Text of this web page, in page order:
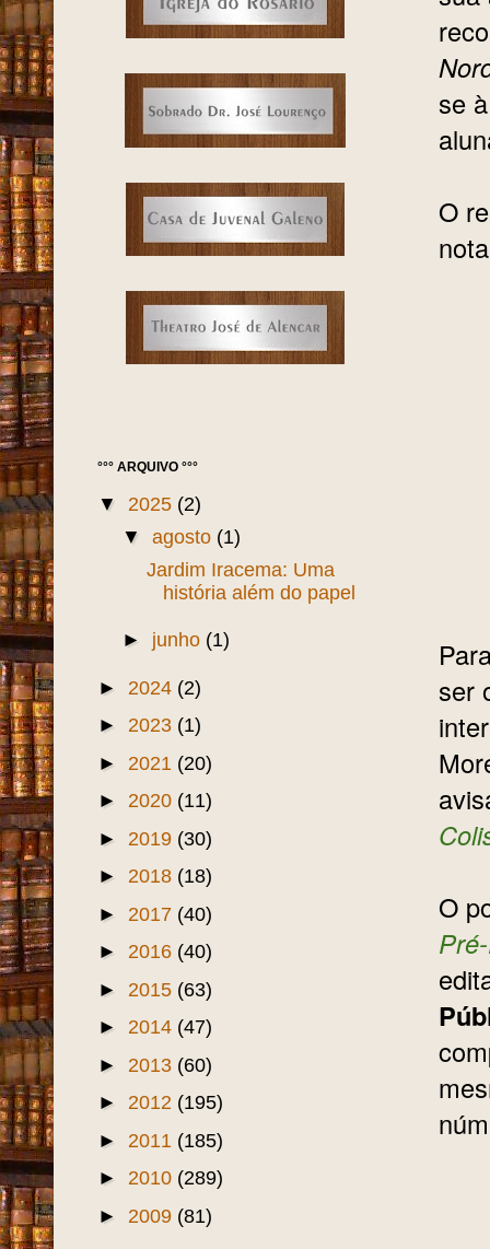
se
O
ser
O
°°° ARQUIVO °°°
▼ 2025 (2)
▼ agosto (1)
Jardim Iracema: Uma
história além do papel
► junho (1)
► 2024 (2)
► 2023 (1)
► 2021 (20)
► 2020 (11)
► 2019 (30)
► 2018 (18)
► 2017 (40)
► 2016 (40)
► 2015 (63)
► 2014 (47)
► 2013 (60)
► 2012 (195)
► 2011 (185)
► 2010 (289)
► 2009 (81)